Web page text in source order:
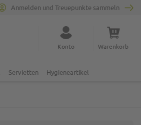
Anmelden und Treuepunkte sammeln
Konto Warenkorb
Servietten Hygieneartikel